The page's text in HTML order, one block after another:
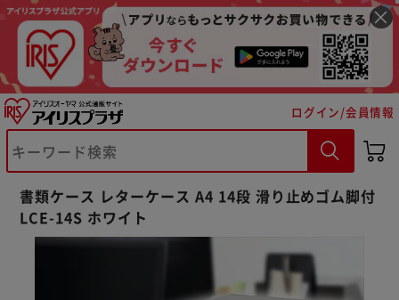
ログイン/会員情報
書類ケース レターケース A4 14段 滑り止めゴム脚付
LCE-14S ホワイト
※ご確認ください
カートに入れる